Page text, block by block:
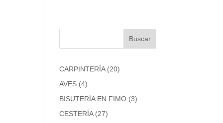
CARPINTERÍA 2020
AVES 44
productos
BISUTERÍA EN FIMO 33
CESTERÍA 2727